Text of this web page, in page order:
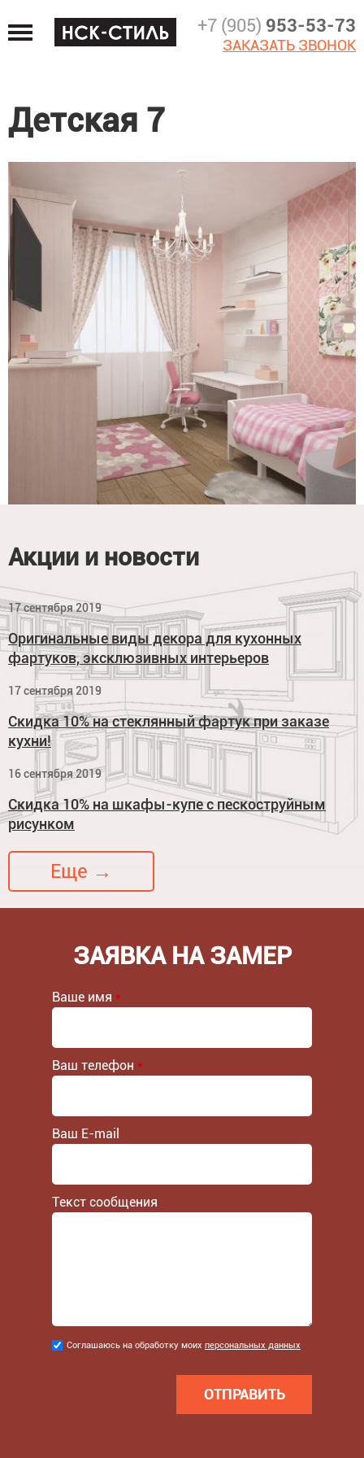
to
navigation
+7 (905) 953-53-73
ЗАКАЗАТЬ ЗВОНОК
Детская 7
Акции и новости
17 сентября 2019
Оригинальные виды декора для кухонных
фартуков, эксклюзивных интерьеров
17 сентября 2019
Скидка 10% на стеклянный фартук при заказе
кухни!
16 сентября 2019
Скидка 10% на шкафы-купе с пескоструйным
рисунком
Еще →
ЗАЯВКА НА ЗАМЕР
Ваше имя *
Ваш телефон *
Ваш E-mail
Текст сообщения
Соглашаюсь
Соглашаюсь на обработку моих персональных данных